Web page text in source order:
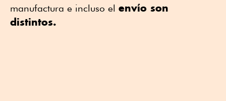
manufactura e incluso el envío son
distintos.